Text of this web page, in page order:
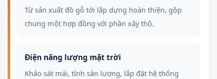
Từ sản xuất đồ gỗ tới lắp dựng hoàn thiện, gộp
chung một hợp đồng với phần xây thô.
Điện năng lượng mặt trời
Khảo sát mái, tính sản lượng, lắp đặt hệ thống